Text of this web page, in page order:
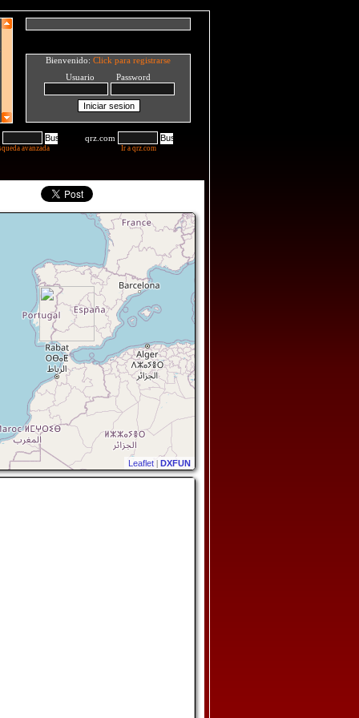
Bienvenido: Click para registrarse
Usuario Password
avanzada
qrz.com
Ir a qrz.com
Leaflet | DXFUN